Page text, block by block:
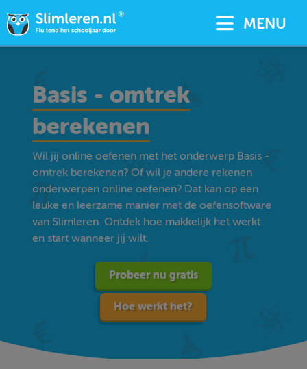
MENU
Basis - omtrek
berekenen
Wil jij online oefenen met het onderwerp Basis -
omtrek berekenen? Of wil je andere rekenen
onderwerpen online oefenen? Dat kan op een
leuke en leerzame manier met de oefensoftware
van Slimleren. Ontdek hoe makkelijk het werkt
en start wanneer jij wilt.
Probeer nu gratis
Hoe werkt het?